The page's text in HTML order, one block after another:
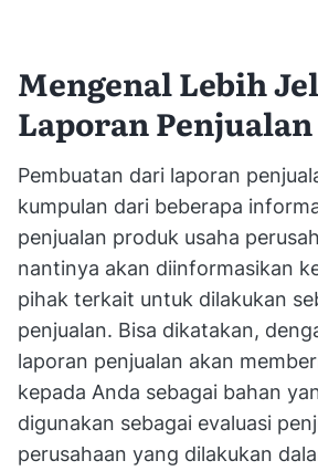
Mengenal Lebih
Laporan Penjualan
Pembuatan dari laporan
kumpulan dari beberapa
penjualan produk usaha
nantinya akan diinformasikan
pihak terkait untuk dilakukan
penjualan. Bisa dikatakan,
laporan penjualan akan
kepada Anda sebagai bahan
digunakan sebagai evaluasi
perusahaan yang dilakukan